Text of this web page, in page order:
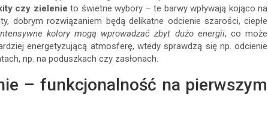
czy zielenie to świetne wybory – te barwy wpływają kojąco na
dobrym rozwiązaniem będą delikatne odcienie szarości, ciepłe
kolory mogą wprowadzać zbyt dużo energii, co może
energetyzującą atmosferę, wtedy sprawdzą się np. odcienie
np. na poduszkach czy zasłonach.
– funkcjonalność na pierwszym